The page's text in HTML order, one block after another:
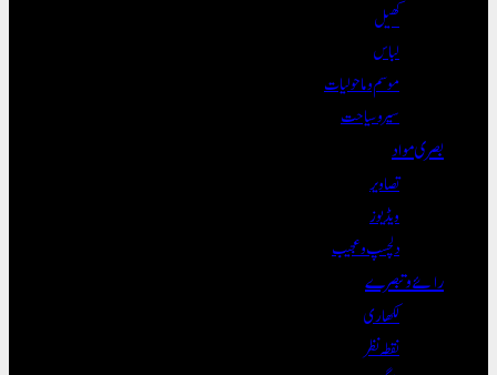
کھیل
لباس
موسم و ماحولیات
سیر و سیاحت
بصری مواد
تصاویر
ویڈیوز
دلچسپ و عجیب
رائے و تبصرے
لکھاری
نقطہ نظر